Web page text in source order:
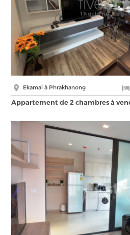
Ekamai à Phrakhanong
Appartement de 2 chambres à